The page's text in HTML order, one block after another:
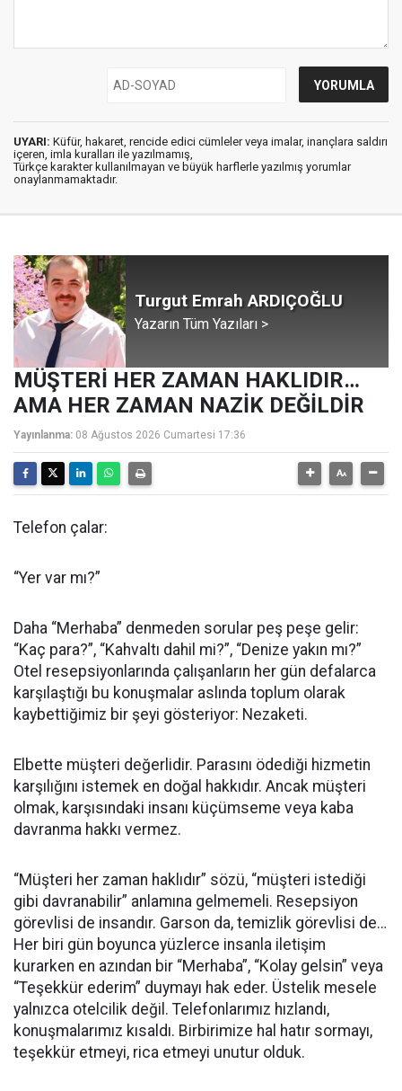
UYARI: Küfür, hakaret, rencide edici cümleler veya imalar, inançlara saldırı
içeren, imla kuralları ile yazılmamış,
Türkçe karakter kullanılmayan ve büyük harflerle yazılmış yorumlar
onaylanmamaktadır.
Turgut Emrah ARDIÇOĞLU
Yazarın Tüm Yazıları >
MÜŞTERİ HER ZAMAN HAKLIDIR…
AMA HER ZAMAN NAZİK DEĞİLDİR
Yayınlanma: 08 Ağustos 2026 Cumartesi 17:36
Telefon çalar:
“Yer var mı?”
Daha “Merhaba” denmeden sorular peş peşe gelir:
“Kaç para?”, “Kahvaltı dahil mi?”, “Denize yakın mı?”
Otel resepsiyonlarında çalışanların her gün defalarca
karşılaştığı bu konuşmalar aslında toplum olarak
kaybettiğimiz bir şeyi gösteriyor: Nezaketi.
Elbette müşteri değerlidir. Parasını ödediği hizmetin
karşılığını istemek en doğal hakkıdır. Ancak müşteri
olmak, karşısındaki insanı küçümseme veya kaba
davranma hakkı vermez.
“Müşteri her zaman haklıdır” sözü, “müşteri istediği
gibi davranabilir” anlamına gelmemeli. Resepsiyon
görevlisi de insandır. Garson da, temizlik görevlisi de…
Her biri gün boyunca yüzlerce insanla iletişim
kurarken en azından bir “Merhaba”, “Kolay gelsin” veya
“Teşekkür ederim” duymayı hak eder. Üstelik mesele
yalnızca otelcilik değil. Telefonlarımız hızlandı,
konuşmalarımız kısaldı. Birbirimize hal hatır sormayı,
teşekkür etmeyi, rica etmeyi unutur olduk.